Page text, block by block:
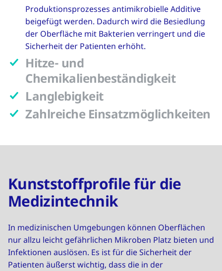
Produktionsprozesses antimikrobielle Additive
beigefügt werden. Dadurch wird die Besiedlung
der Oberfläche mit Bakterien verringert und die
Sicherheit der Patienten erhöht.
Hitze- und
Chemikalienbeständigkeit
Langlebigkeit
Zahlreiche Einsatzmöglichkeiten
Kunststoffprofile für die
Medizintechnik
In medizinischen Umgebungen können Oberflächen
nur allzu leicht gefährlichen Mikroben Platz bieten und
Infektionen auslösen. Es ist für die Sicherheit der
Patienten äußerst wichtig, dass die in der